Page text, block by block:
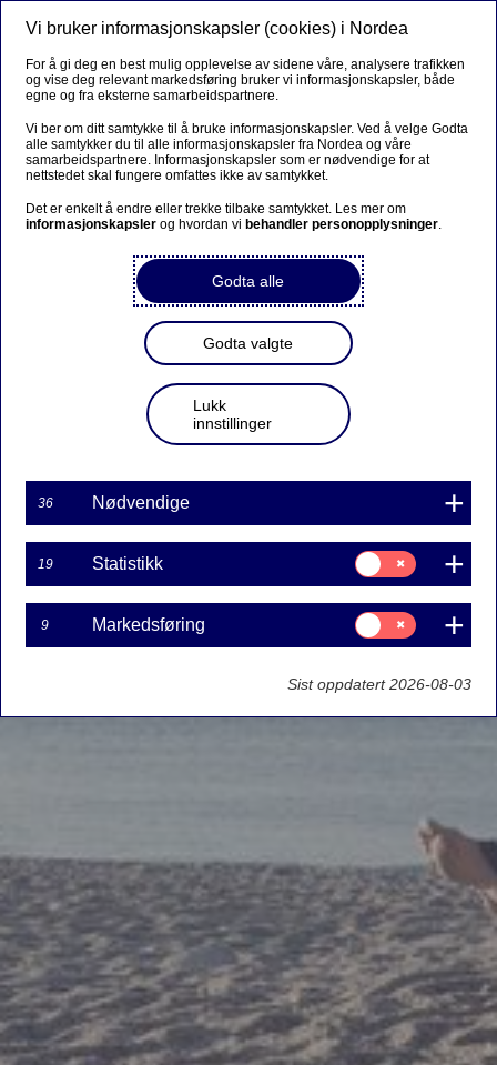
Vi bruker informasjonskapsler (cookies) i Nordea
For å gi deg en best mulig opplevelse av sidene våre, analysere trafikken
og vise deg relevant markedsføring bruker vi informasjonskapsler, både
egne og fra eksterne samarbeidspartnere.
Vi ber om ditt samtykke til å bruke informasjonskapsler. Ved å velge Godta
alle samtykker du til alle informasjonskapsler fra Nordea og våre
samarbeidspartnere. Informasjonskapsler som er nødvendige for at
nettstedet skal fungere omfattes ikke av samtykket.
Det er enkelt å endre eller trekke tilbake samtykket. Les mer om
informasjonskapsler og hvordan vi behandler personopplysninger.
Godta alle
Godta valgte
Lukk
innstillinger
36 Nødvendige
19 Statistikk
Samtykke
til:
Statistikk
9 Markedsføring
Samtykke
til:
Markedsføring
Sist oppdatert 2026-08-03